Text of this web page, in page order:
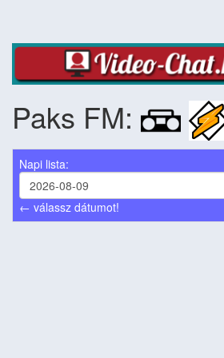
Paks FM:
Napi lista:
← válassz dátumot!